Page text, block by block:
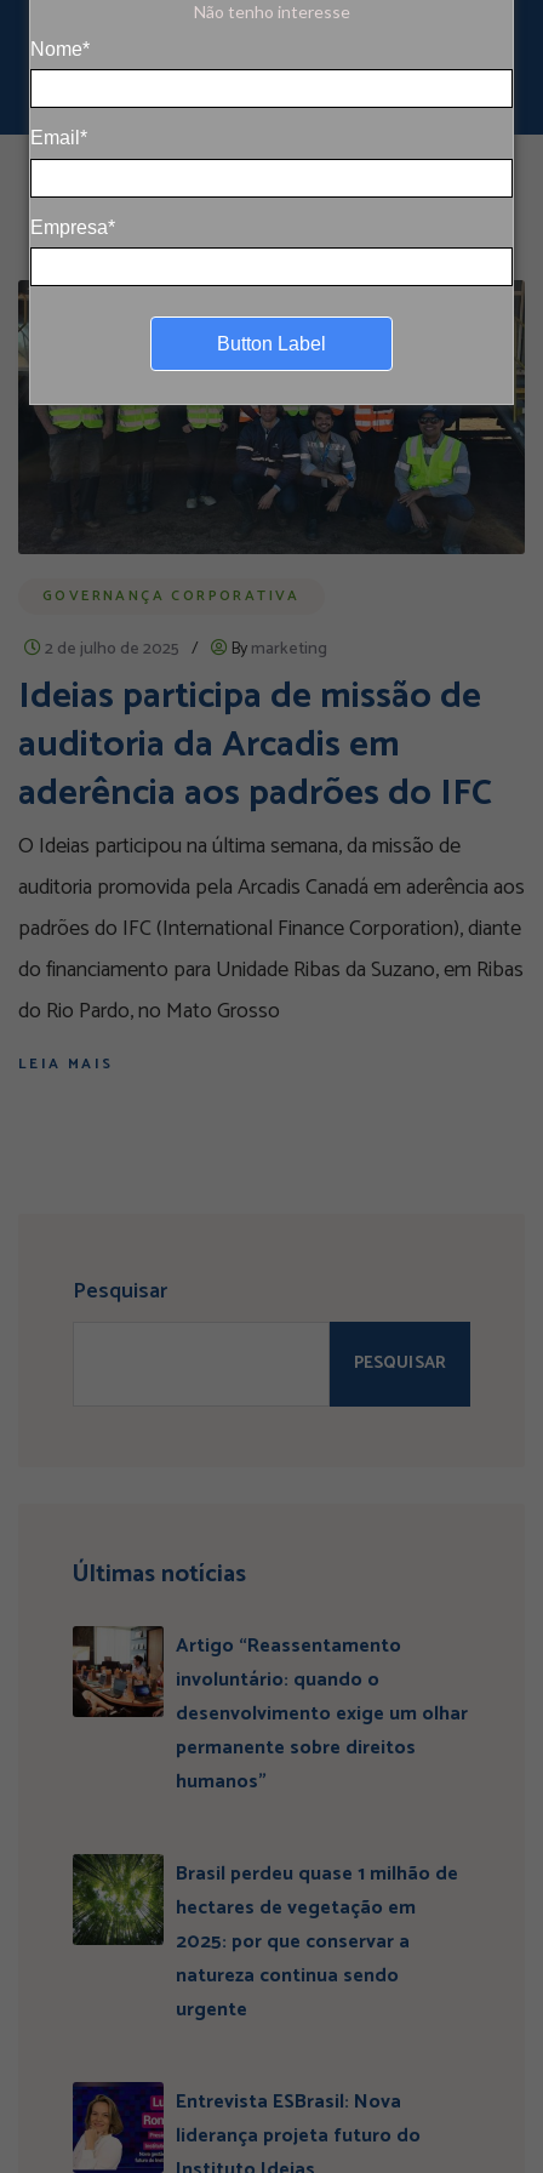
Não tenho interesse
Nome*
Email*
Empresa*
Button Label
GOVERNANÇA CORPORATIVA
2 de julho de 2025 / Bymarketing
Ideias participa de missão de
auditoria da Arcadis em
aderência aos padrões do IFC
O Ideias participou na última semana, da missão de
auditoria promovida pela Arcadis Canadá em aderência aos
padrões do IFC (International Finance Corporation), diante
do financiamento para Unidade Ribas da Suzano, em Ribas
do Rio Pardo, no Mato Grosso
LEIA MAIS
Pesquisar
PESQUISAR
Últimas notícias
Artigo “Reassentamento
involuntário: quando o
desenvolvimento exige um olhar
permanente sobre direitos
humanos”
Brasil perdeu quase 1 milhão de
hectares de vegetação em
2025: por que conservar a
natureza continua sendo
urgente
Entrevista ESBrasil: Nova
liderança projeta futuro do